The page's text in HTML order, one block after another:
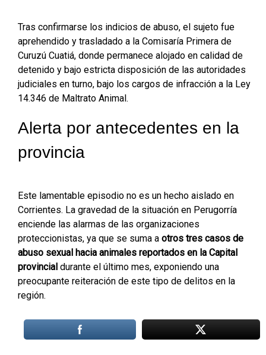
Tras confirmarse los indicios de abuso, el sujeto fue
aprehendido y trasladado a la Comisaría Primera de
Curuzú Cuatiá, donde permanece alojado en calidad de
detenido y bajo estricta disposición de las autoridades
judiciales en turno, bajo los cargos de infracción a la Ley
14.346 de Maltrato Animal.
Alerta por antecedentes en la
provincia
Este lamentable episodio no es un hecho aislado en
Corrientes. La gravedad de la situación en Perugorría
enciende las alarmas de las organizaciones
proteccionistas, ya que se suma a otros tres casos de
abuso sexual hacia animales reportados en la Capital
provincial durante el último mes, exponiendo una
preocupante reiteración de este tipo de delitos en la
región.